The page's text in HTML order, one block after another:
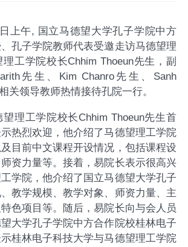
日 上午, 国立马德望大学孔子学院中方
孔子学院教师代表受邀走访马德望理
工学院校长Chhim Thoeun先生 ， 副
先生、 Kim Chanro先生、 Sanh
关领导教师热情接待孔院一行。
理工学院校长Chhim Thoeun先生首
热烈欢迎，他介绍了马德望理工学院
目前中文课程开设情况，包括课程设
师资力量等。接着，易院长表示很高兴
学院，他介绍了国立马德望大学孔子
教学规模、教学对象、师资力量、主
色项目等。随后，易院长向与会人员
大学孔子学院中方合作院校桂林电子
桂林电子科技大学与马德望理工学院